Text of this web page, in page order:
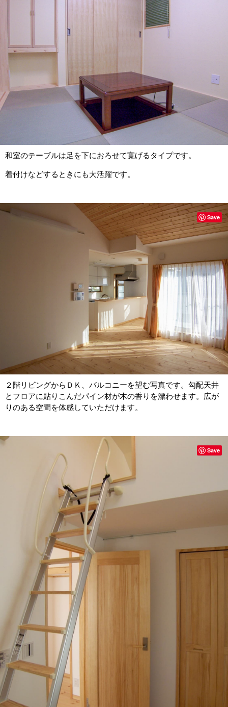
和室のテーブルは足を下におろせて寛げるタイプです。
着付けなどするときにも大活躍です。
２階リビングからＤＫ、バルコニーを望む写真です。勾配天井
とフロアに貼りこんだパイン材が木の香りを漂わせます。広が
りのある空間を体感していただけます。
Save
Save